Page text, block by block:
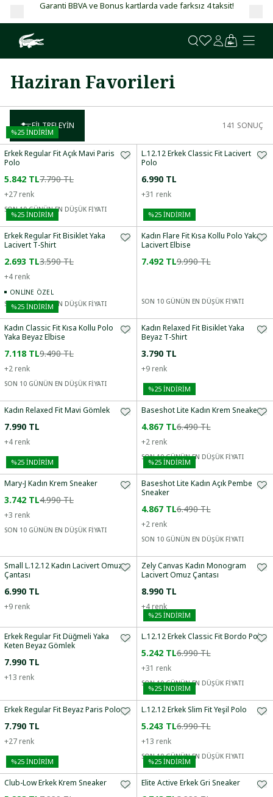
Garanti BBVA ve Bonus kartlarda vade farksız 4 taksit!
Haziran Favorileri
FILTRELEYIN 141 SONUÇ
%25 İNDİRİM
Erkek Regular Fit Açık Mavi Paris
Polo
5.842 TL7.790 TL
+27 renk
SON 10 GÜNÜN EN DÜŞÜK FİYATI
L.12.12 Erkek Classic Fit Lacivert
Polo
6.990 TL
+31 renk
%25 İNDİRİM
Erkek Regular Fit Bisiklet Yaka
Lacivert T-Shirt
2.693 TL3.590 TL
+4 renk
ONLINE ÖZEL
SON 10 GÜNÜN EN DÜŞÜK FİYATI
%25İNDİRİM
Kadın Flare Fit Kısa Kollu Polo Yaka
Lacivert Elbise
7.492 TL9.990 TL
SON 10 GÜNÜN EN DÜŞÜK FİYATI
%25 İNDİRİM
Kadın Classic Fit Kısa Kollu Polo
Yaka Beyaz Elbise
7.118 TL9.490 TL
+2 renk
SON 10 GÜNÜN EN DÜŞÜK FİYATI
Kadın Relaxed Fit Bisiklet Yaka
Beyaz T-Shirt
3.790 TL
+9 renk
Kadın Relaxed Fit Mavi Gömlek
7.990 TL
+4 renk
%25İNDİRİM
Baseshot Lite Kadın Krem Sneaker
4.867 TL6.490 TL
+2 renk
SON 10 GÜNÜN EN DÜŞÜK FİYATI
%25 İNDİRİM
Mary-J Kadın Krem Sneaker
3.742 TL4.990 TL
+3 renk
SON 10 GÜNÜN EN DÜŞÜK FİYATI
%25İNDİRİM
Baseshot Lite Kadın Açık Pembe
Sneaker
4.867 TL6.490 TL
+2 renk
SON 10 GÜNÜN EN DÜŞÜK FİYATI
Small L.12.12 Kadın Lacivert Omuz
Çantası
6.990 TL
+9 renk
Zely Canvas Kadın Monogram
Lacivert Omuz Çantası
8.990 TL
+4 renk
Erkek Regular Fit Düğmeli Yaka
Keten Beyaz Gömlek
7.990 TL
+13 renk
%25İNDİRİM
L.12.12 Erkek Classic Fit Bordo Polo
5.242 TL6.990 TL
+31 renk
SON 10 GÜNÜN EN DÜŞÜK FİYATI
Erkek Regular Fit Beyaz Paris Polo
7.790 TL
+27 renk
%25İNDİRİM
L.12.12 Erkek Slim Fit Yeşil Polo
5.243 TL6.990 TL
+13 renk
SON 10 GÜNÜN EN DÜŞÜK FİYATI
%25 İNDİRİM
Club-Low Erkek Krem Sneaker
%25İNDİRİM
Elite Active Erkek Gri Sneaker